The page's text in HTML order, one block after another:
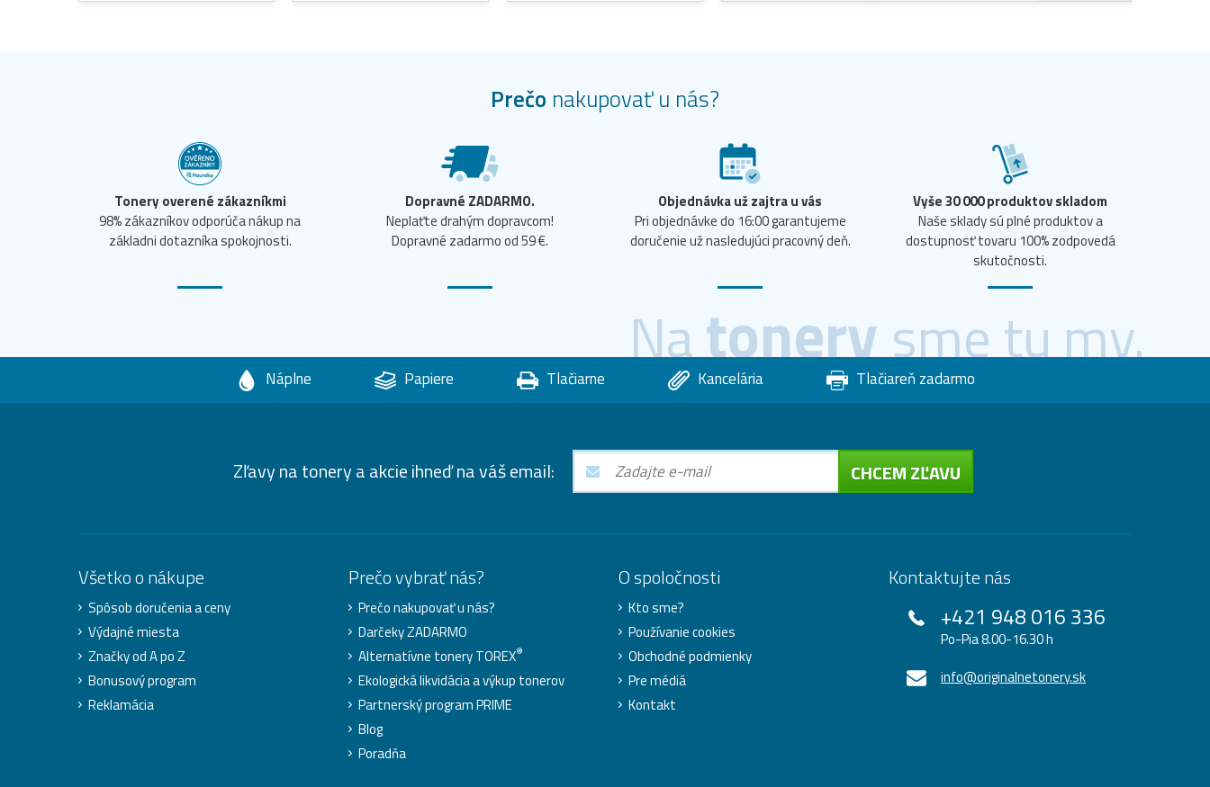
Prečo nakupovať u nás?
Tonery overené zákazníkmi
98% zákazníkov odporúča nákup na
základni dotazníka spokojnosti.
Dopravné ZADARMO.
Neplaťte drahým dopravcom!
Dopravné zadarmo od 59 €.
Objednávka už zajtra u vás
Pri objednávke do 16:00 garantujeme
doručenie už nasledujúci pracovný deň.
Vyše 30 000 produktov skladom
Naše sklady sú plné produktov a
dostupnosť tovaru 100% zodpovedá
skutočnosti.
Natonerysme tu my.
Náplne Papiere Tlačiarne Kancelária Tlačiareň zadarmo
Zľavy na tonery a akcie ihneď na váš email: CHCEM ZĽAVU
Všetko o nákupe
Spôsob doručenia a ceny
Výdajné miesta
Značky od A po Z
Bonusový program
Reklamácia
Prečo vybrať nás?
Prečo nakupovať u nás?
Darčeky ZADARMO
Alternatívne tonery TOREX®
Ekologická likvidácia a výkup tonerov
Partnerský program PRIME
Blog
Poradňa
O spoločnosti
Kto sme?
Používanie cookies
Obchodné podmienky
Pre médiá
Kontakt
Kontaktujte nás
+421 948 016 336
Po-Pia 8.00-16.30 h
info@originalnetonery.sk